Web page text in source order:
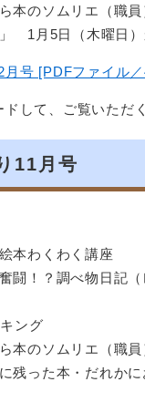
本のソムリエ（職
」 1月5日（木曜日）
月号 [PDFファイル
して、ご覧いただ
11月号
本わくわく講座
！？調べ物日記（
ング
本のソムリエ（職
残った本・だれか